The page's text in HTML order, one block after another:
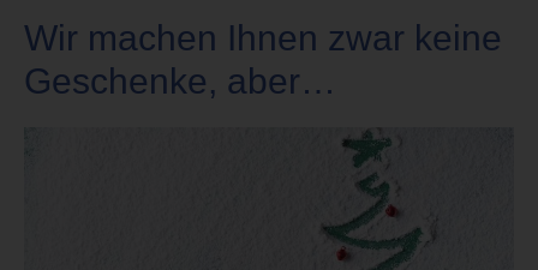
Wir machen Ihnen zwar keine
Geschenke, aber…